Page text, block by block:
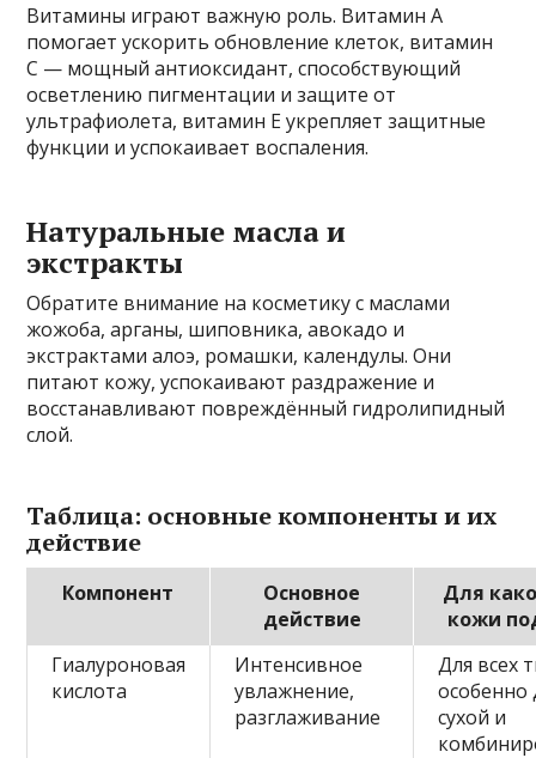
Витамины играют важную роль. Витамин А
помогает ускорить обновление клеток, витамин
С — мощный антиоксидант, способствующий
осветлению пигментации и защите от
ультрафиолета, витамин Е укрепляет защитные
функции и успокаивает воспаления.
Натуральные масла и
экстракты
Обратите внимание на косметику с маслами
жожоба, арганы, шиповника, авокадо и
экстрактами алоэ, ромашки, календулы. Они
питают кожу, успокаивают раздражение и
восстанавливают повреждённый гидролипидный
слой.
Таблица: основные компоненты и их
действие
Компонент
Основное
действие
Для
кожи
Гиалуроновая
кислота
Интенсивное
увлажнение,
разглаживание
Для всех
особенно
сухой и